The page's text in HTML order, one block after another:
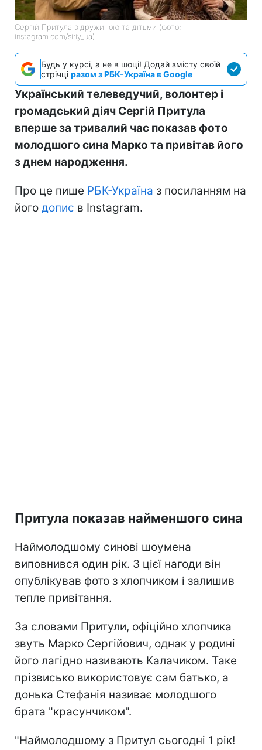
Сергій Притула з дружиною та дітьми (фото:
instagram.com/siriy_ua)
Будь у курсі, а не в шоці! Додай змісту своїй
стрічці разом з РБК-Україна в Google
Український телеведучий, волонтер і
громадський діяч Сергій Притула
вперше за тривалий час показав фото
молодшого сина Марко та привітав його
з днем народження.
Про це пише РБК-Україна з посиланням на
його допис в Instagram.
Притула показав найменшого сина
Наймолодшому синові шоумена
виповнився один рік. З цієї нагоди він
опублікував фото з хлопчиком і залишив
тепле привітання.
За словами Притули, офіційно хлопчика
звуть Марко Сергійович, однак у родині
його лагідно називають Калачиком. Таке
прізвисько використовує сам батько, а
донька Стефанія називає молодшого
брата "красунчиком".
"Наймолодшому з Притул сьогодні 1 рік!